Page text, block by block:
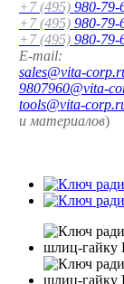
+7 (495) 980-79-
+7 (495) 980-79-
+7 (495) 980-79-
E-mail:
sales@vita-
9807960@vita-
tools@vita-
и материалов)